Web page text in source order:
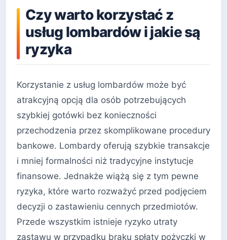
Czy warto korzystać z
usług lombardów i jakie są
ryzyka
Korzystanie z usług lombardów może być
atrakcyjną opcją dla osób potrzebujących
szybkiej gotówki bez konieczności
przechodzenia przez skomplikowane procedury
bankowe. Lombardy oferują szybkie transakcje
i mniej formalności niż tradycyjne instytucje
finansowe. Jednakże wiążą się z tym pewne
ryzyka, które warto rozważyć przed podjęciem
decyzji o zastawieniu cennych przedmiotów.
Przede wszystkim istnieje ryzyko utraty
zastawu w przypadku braku spłaty pożyczki w